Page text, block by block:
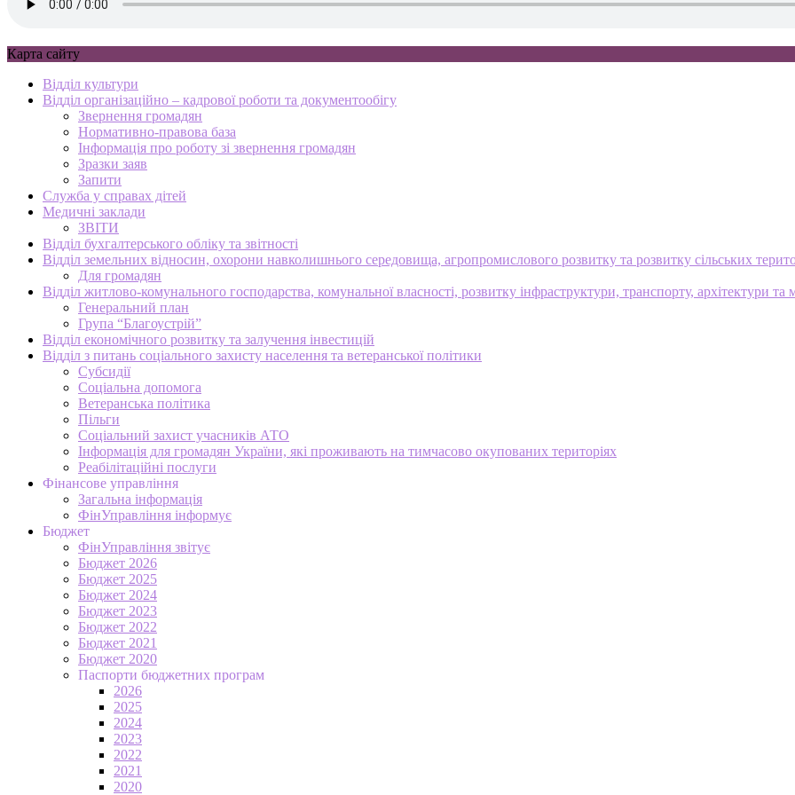
Карта сайту
Відділ культури
Відділ організаційно – кадрової роботи та документообігу
Звернення громадян
Нормативно-правова база
Інформація про роботу зі звернення громадян
Зразки заяв
Запити
Служба у справах дітей
Медичні заклади
ЗВІТИ
Відділ бухгалтерського обліку та звітності
Відділ земельних відносин, охорони навколишнього середовища, агропромислового розвитку та розвитку сільських
Для громадян
Відділ житлово-комунального господарства, комунальної власності, розвитку інфраструктури, транспорту, архітектури та
Генеральний план
Група “Благоустрій”
Відділ економічного розвитку та залучення інвестицій
Відділ з питань соціального захисту населення та ветеранської політики
Субсидії
Соціальна допомога
Ветеранська політика
Пільги
Соціальний захист учасників АТО
Інформація для громадян України, які проживають на тимчасово окупованих територіях
Реабілітаційні послуги
Фінансове управління
Загальна інформація
ФінУправління інформує
Бюджет
ФінУправління звітує
Бюджет 2026
Бюджет 2025
Бюджет 2024
Бюджет 2023
Бюджет 2022
Бюджет 2021
Бюджет 2020
Паспорти бюджетних програм
2026
2025
2024
2023
2022
2021
2020